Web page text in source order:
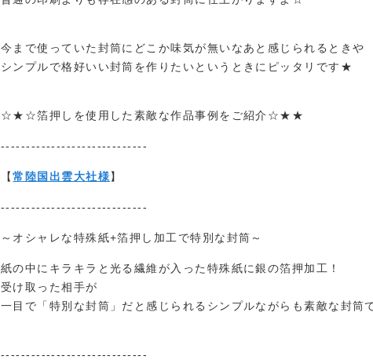
今まで使っていた封筒にどこか味気が無いなあと感じられるときや
シンプルで格好いい封筒を作りたいというときにピッタリです★
☆★☆箔押しを使用した素敵な作品事例をご紹介☆★★
-----------------------------
【常陸国出雲大社様】
-----------------------------
～オシャレな特殊紙+箔押し加工で特別な封筒～
紙の中にキラキラと光る繊維が入った特殊紙に銀の箔押加工！
受け取った相手が
一目で「特別な封筒」だと感じられるシンプルながらも素敵な封筒
-----------------------------